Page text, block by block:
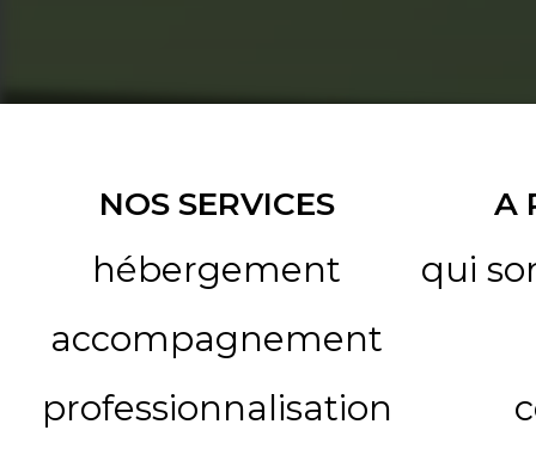
NOS SERVICES
hébergement
accompagnement
professionnalisation
A
qui